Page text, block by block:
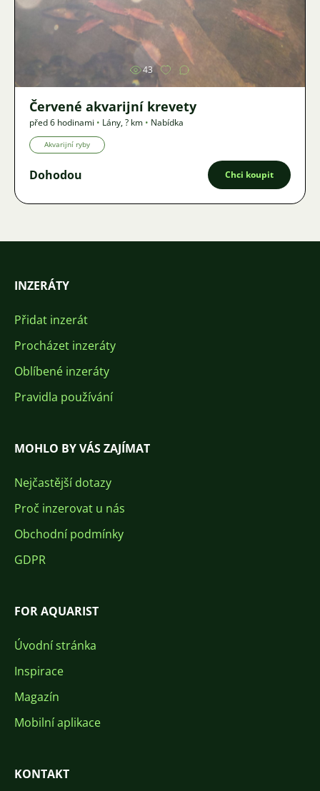
Obrázek
43
Červené akvarijní krevety
před 6 hodinami • Lány,? km • Nabídka
Akvarijní ryby
Dohodou Chci koupit
INZERÁTY
Přidat inzerát
Procházet inzeráty
Oblíbené inzeráty
Pravidla používání
MOHLO BY VÁS ZAJÍMAT
Nejčastější dotazy
Proč inzerovat u nás
Obchodní podmínky
GDPR
FOR AQUARIST
Úvodní stránka
Inspirace
Magazín
Mobilní aplikace
KONTAKT